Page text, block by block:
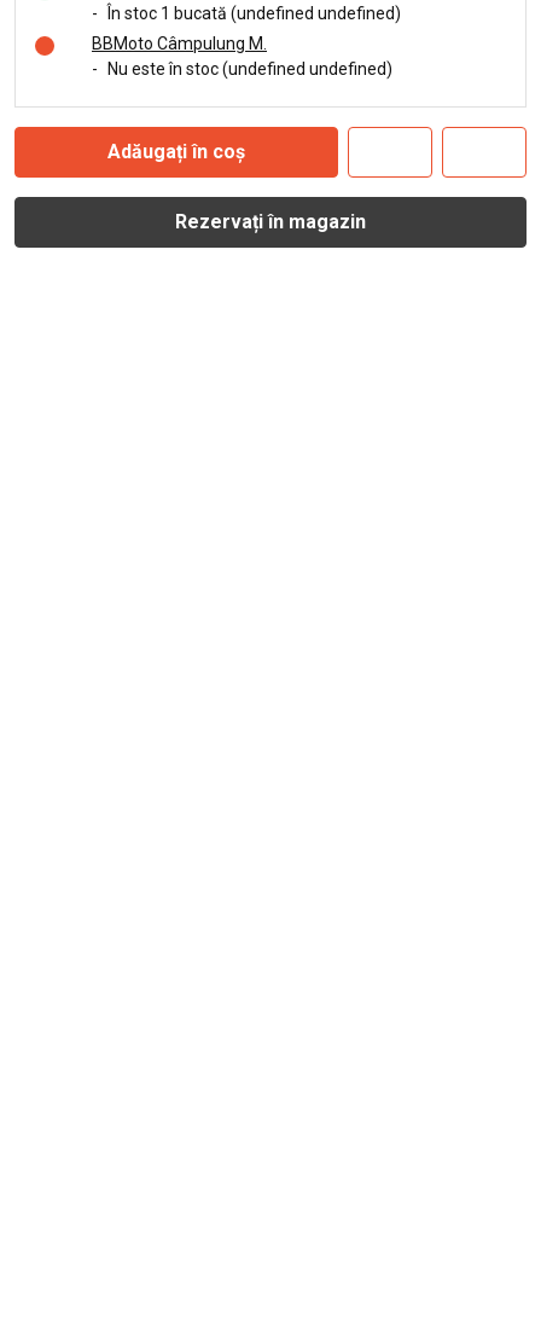
-
În stoc 1 bucată (undefined undefined)
BBMoto Câmpulung M.
-
Nu este în stoc (undefined undefined)
Adăugați în coș
Rezervați în magazin